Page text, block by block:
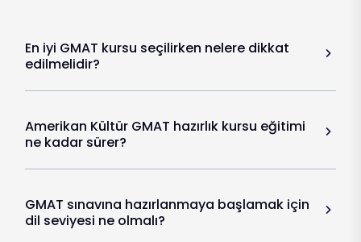
En iyi GMAT kursu seçilirken nelere dikkat
edilmelidir?
Amerikan Kültür GMAT hazırlık kursu eğitimi
ne kadar sürer?
GMAT sınavına hazırlanmaya başlamak için
dil seviyesi ne olmalı?